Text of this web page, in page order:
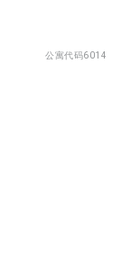
公寓代码6014